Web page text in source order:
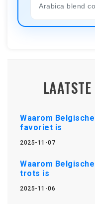
Arabica blend
Waarom
favoriet is
2025-11-07
Waarom
trots is
2025-11-06